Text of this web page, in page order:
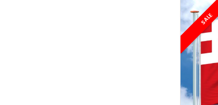
SALE